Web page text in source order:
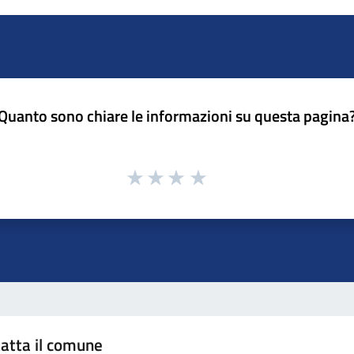
sono chiare le informazioni su questa
il comune